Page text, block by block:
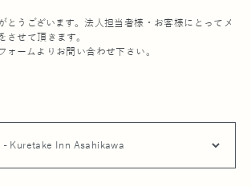
とうございます。法人担当者様・お客様にとってメ
させて頂きます。
ォームよりお問い合わせ下さい。